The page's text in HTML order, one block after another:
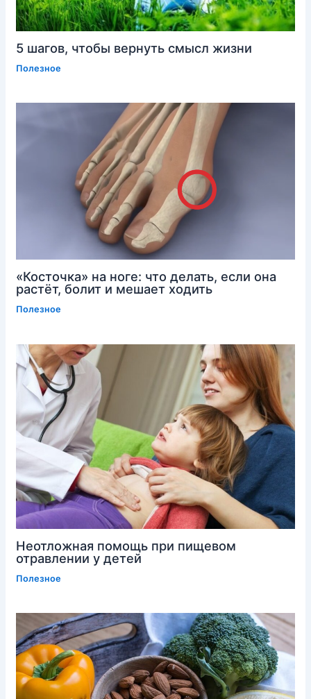
5 шагов, чтобы вернуть смысл жизни
Полезное
«Косточка» на ноге: что делать, если она
растёт, болит и мешает ходить
Полезное
Неотложная помощь при пищевом
отравлении у детей
Полезное